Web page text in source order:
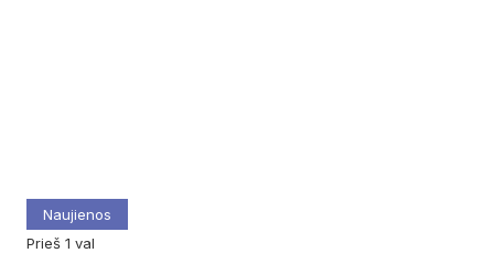
Naujienos
prieš 1 val